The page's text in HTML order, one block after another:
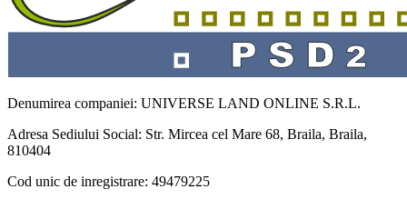
Denumirea companiei: UNIVERSE LAND ONLINE S.R.L.
Adresa Sediului Social: Str. Mircea cel Mare 68, Braila, Braila,
810404
Cod unic de inregistrare: 49479225